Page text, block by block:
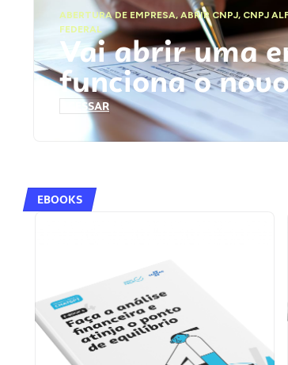
ABERTURA DE EMPRESA,ABRIR CNPJ, CNPJ
FEDERAL
Vai abrir uma
funciona o
ACESSAR
EBOOKS